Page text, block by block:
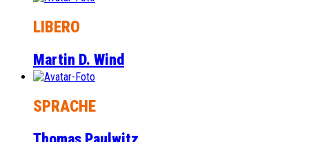
LIBERO
Martin D. Wind
SPRACHE